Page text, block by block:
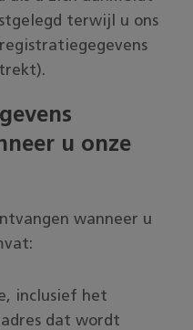
terwijl u ons
u onze
wanneer u
inclusief het
dat wordt